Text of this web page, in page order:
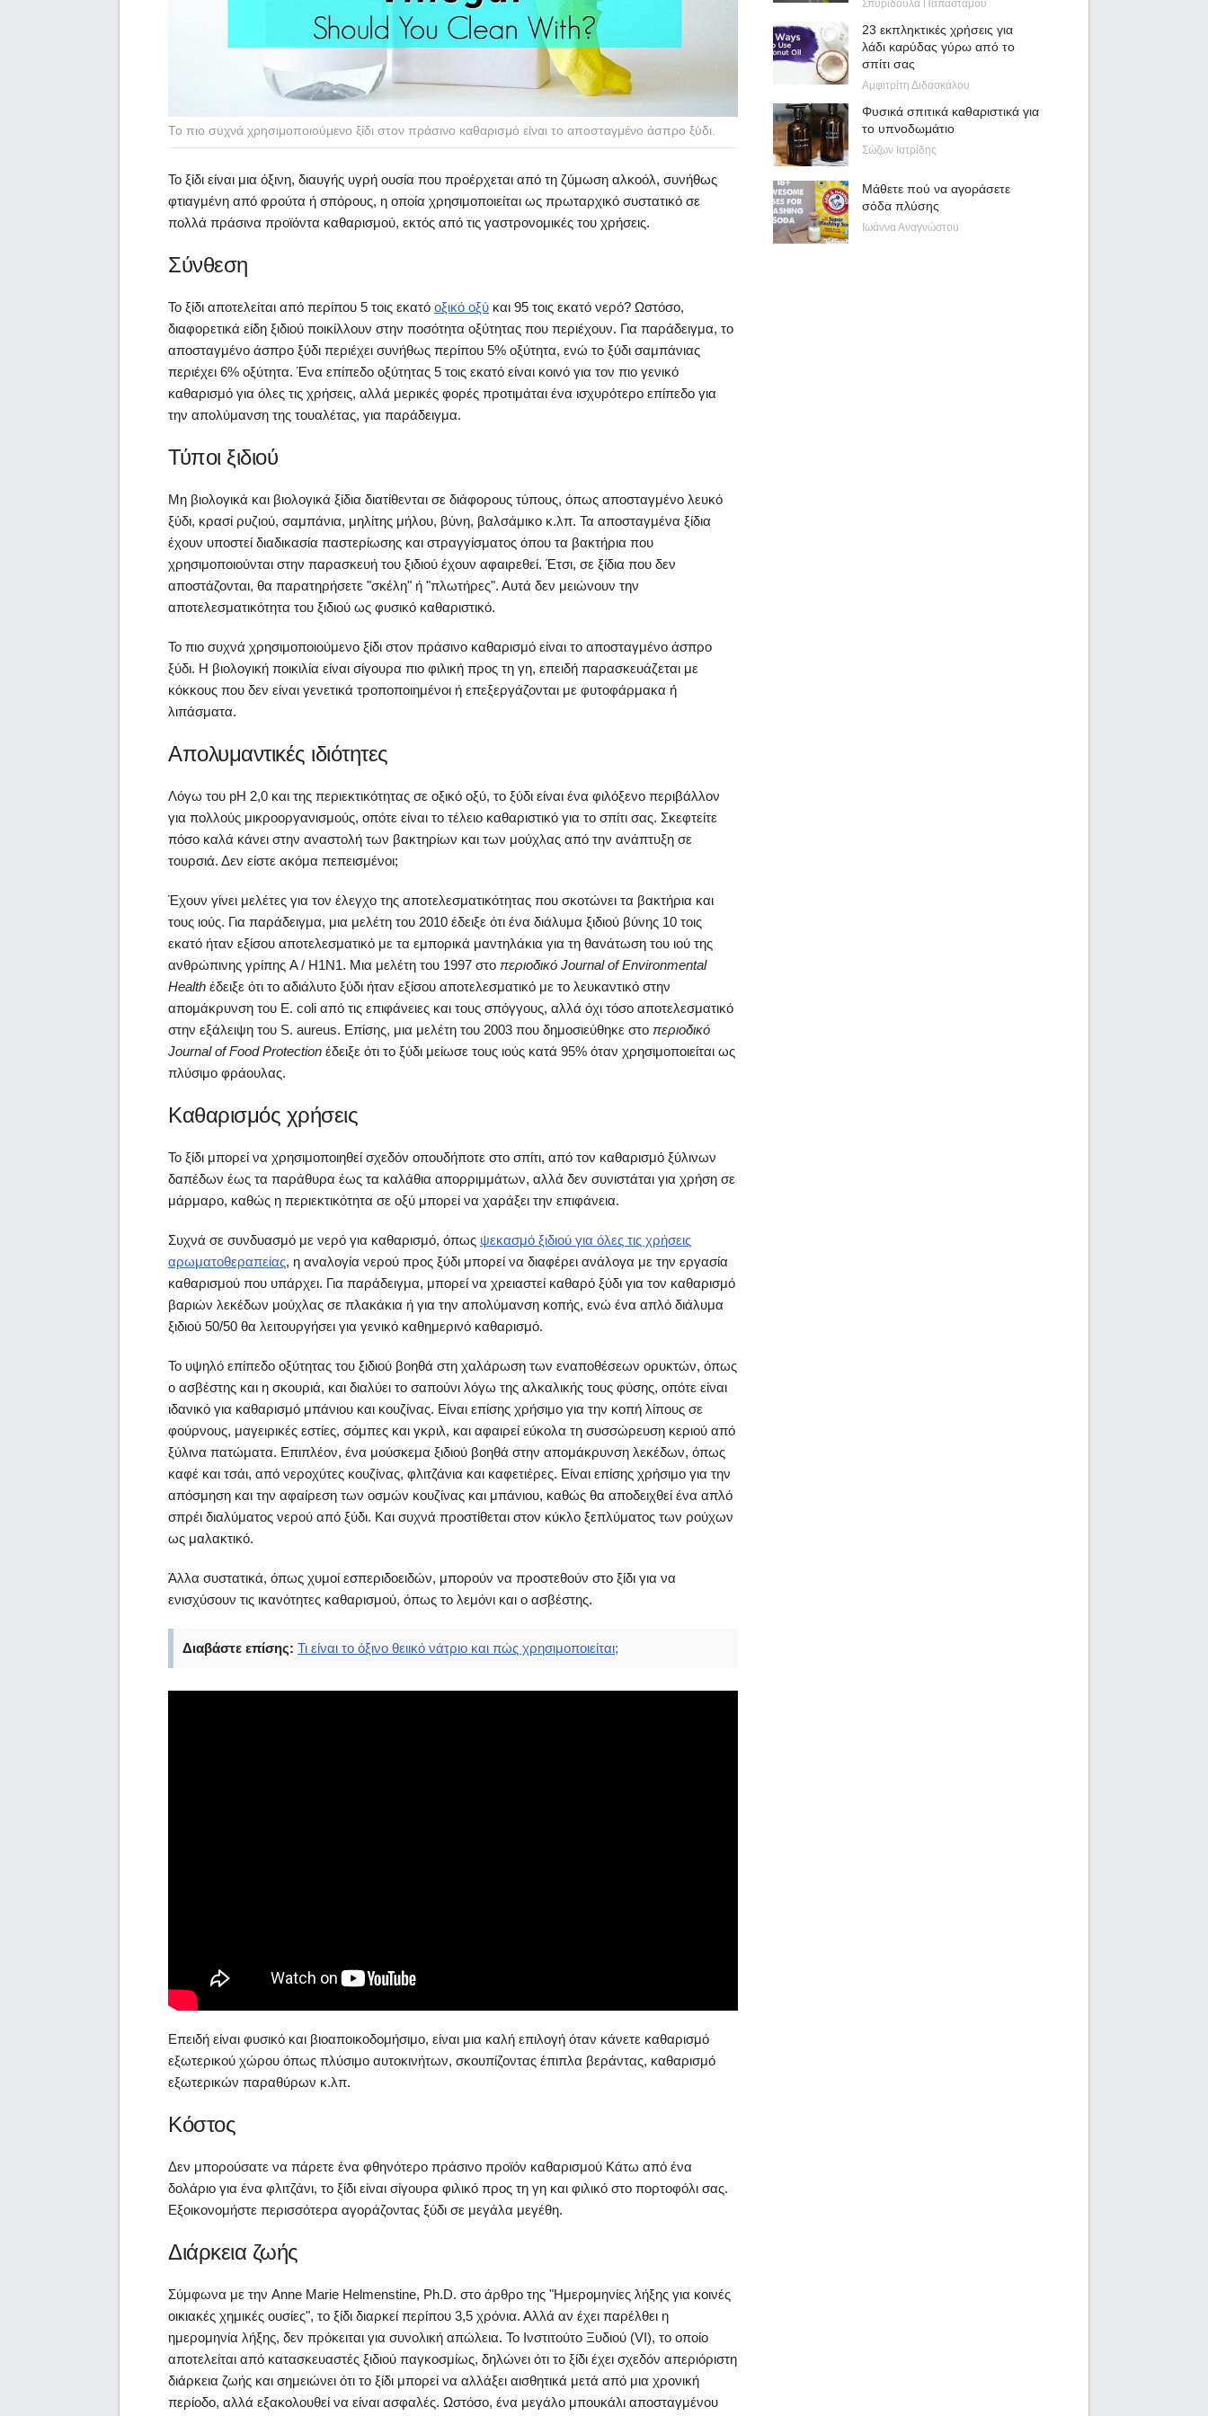
Το πιο συχνά χρησιμοποιούμενο ξίδι στον πράσινο καθαρισμό είναι το αποσταγμένο άσπρο ξύδι.
Το ξίδι είναι μια όξινη, διαυγής υγρή ουσία που προέρχεται από τη ζύμωση αλκοόλ, συνήθως
φτιαγμένη από φρούτα ή σπόρους, η οποία χρησιμοποιείται ως πρωταρχικό συστατικό σε
πολλά πράσινα προϊόντα καθαρισμού, εκτός από τις γαστρονομικές του χρήσεις.
Σύνθεση
Το ξίδι αποτελείται από περίπου 5 τοις εκατό οξικό οξύ και 95 τοις εκατό νερό? Ωστόσο,
διαφορετικά είδη ξιδιού ποικίλλουν στην ποσότητα οξύτητας που περιέχουν. Για παράδειγμα, το
αποσταγμένο άσπρο ξύδι περιέχει συνήθως περίπου 5% οξύτητα, ενώ το ξύδι σαμπάνιας
περιέχει 6% οξύτητα. Ένα επίπεδο οξύτητας 5 τοις εκατό είναι κοινό για τον πιο γενικό
καθαρισμό για όλες τις χρήσεις, αλλά μερικές φορές προτιμάται ένα ισχυρότερο επίπεδο για
την απολύμανση της τουαλέτας, για παράδειγμα.
Τύποι ξιδιού
Μη βιολογικά και βιολογικά ξίδια διατίθενται σε διάφορους τύπους, όπως αποσταγμένο λευκό
ξύδι, κρασί ρυζιού, σαμπάνια, μηλίτης μήλου, βύνη, βαλσάμικο κ.λπ. Τα αποσταγμένα ξίδια
έχουν υποστεί διαδικασία παστερίωσης και στραγγίσματος όπου τα βακτήρια που
χρησιμοποιούνται στην παρασκευή του ξιδιού έχουν αφαιρεθεί. Έτσι, σε ξίδια που δεν
αποστάζονται, θα παρατηρήσετε "σκέλη" ή "πλωτήρες". Αυτά δεν μειώνουν την
αποτελεσματικότητα του ξιδιού ως φυσικό καθαριστικό.
Το πιο συχνά χρησιμοποιούμενο ξίδι στον πράσινο καθαρισμό είναι το αποσταγμένο άσπρο
ξύδι. Η βιολογική ποικιλία είναι σίγουρα πιο φιλική προς τη γη, επειδή παρασκευάζεται με
κόκκους που δεν είναι γενετικά τροποποιημένοι ή επεξεργάζονται με φυτοφάρμακα ή
λιπάσματα.
Απολυμαντικές ιδιότητες
Λόγω του pH 2,0 και της περιεκτικότητας σε οξικό οξύ, το ξύδι είναι ένα φιλόξενο περιβάλλον
για πολλούς μικροοργανισμούς, οπότε είναι το τέλειο καθαριστικό για το σπίτι σας. Σκεφτείτε
πόσο καλά κάνει στην αναστολή των βακτηρίων και των μούχλας από την ανάπτυξη σε
τουρσιά. Δεν είστε ακόμα πεπεισμένοι;
Έχουν γίνει μελέτες για τον έλεγχο της αποτελεσματικότητας που σκοτώνει τα βακτήρια και
τους ιούς. Για παράδειγμα, μια μελέτη του 2010 έδειξε ότι ένα διάλυμα ξιδιού βύνης 10 τοις
εκατό ήταν εξίσου αποτελεσματικό με τα εμπορικά μαντηλάκια για τη θανάτωση του ιού της
ανθρώπινης γρίπης A / H1N1. Μια μελέτη του 1997 στο περιοδικό Journal of Environmental
Health έδειξε ότι το αδιάλυτο ξύδι ήταν εξίσου αποτελεσματικό με το λευκαντικό στην
απομάκρυνση του E. coli από τις επιφάνειες και τους σπόγγους, αλλά όχι τόσο αποτελεσματικό
στην εξάλειψη του S. aureus. Επίσης, μια μελέτη του 2003 που δημοσιεύθηκε στο περιοδικό
Journal of Food Protection έδειξε ότι το ξύδι μείωσε τους ιούς κατά 95% όταν χρησιμοποιείται ως
πλύσιμο φράουλας.
Καθαρισμός χρήσεις
Το ξίδι μπορεί να χρησιμοποιηθεί σχεδόν οπουδήποτε στο σπίτι, από τον καθαρισμό ξύλινων
δαπέδων έως τα παράθυρα έως τα καλάθια απορριμμάτων, αλλά δεν συνιστάται για χρήση σε
μάρμαρο, καθώς η περιεκτικότητα σε οξύ μπορεί να χαράξει την επιφάνεια.
Συχνά σε συνδυασμό με νερό για καθαρισμό, όπως ψεκασμό ξιδιού για όλες τις χρήσεις
αρωματοθεραπείας, η αναλογία νερού προς ξύδι μπορεί να διαφέρει ανάλογα με την εργασία
καθαρισμού που υπάρχει. Για παράδειγμα, μπορεί να χρειαστεί καθαρό ξύδι για τον καθαρισμό
βαριών λεκέδων μούχλας σε πλακάκια ή για την απολύμανση κοπής, ενώ ένα απλό διάλυμα
ξιδιού 50/50 θα λειτουργήσει για γενικό καθημερινό καθαρισμό.
Το υψηλό επίπεδο οξύτητας του ξιδιού βοηθά στη χαλάρωση των εναποθέσεων ορυκτών, όπως
ο ασβέστης και η σκουριά, και διαλύει το σαπούνι λόγω της αλκαλικής τους φύσης, οπότε είναι
ιδανικό για καθαρισμό μπάνιου και κουζίνας. Είναι επίσης χρήσιμο για την κοπή λίπους σε
φούρνους, μαγειρικές εστίες, σόμπες και γκριλ, και αφαιρεί εύκολα τη συσσώρευση κεριού από
ξύλινα πατώματα. Επιπλέον, ένα μούσκεμα ξιδιού βοηθά στην απομάκρυνση λεκέδων, όπως
καφέ και τσάι, από νεροχύτες κουζίνας, φλιτζάνια και καφετιέρες. Είναι επίσης χρήσιμο για την
απόσμηση και την αφαίρεση των οσμών κουζίνας και μπάνιου, καθώς θα αποδειχθεί ένα απλό
σπρέι διαλύματος νερού από ξύδι. Και συχνά προστίθεται στον κύκλο ξεπλύματος των ρούχων
ως μαλακτικό.
Άλλα συστατικά, όπως χυμοί εσπεριδοειδών, μπορούν να προστεθούν στο ξίδι για να
ενισχύσουν τις ικανότητες καθαρισμού, όπως το λεμόνι και ο ασβέστης.
Διαβάστε επίσης: Τι είναι το όξινο θειικό νάτριο και πώς χρησιμοποιείται;
Επειδή είναι φυσικό και βιοαποικοδομήσιμο, είναι μια καλή επιλογή όταν κάνετε καθαρισμό
εξωτερικού χώρου όπως πλύσιμο αυτοκινήτων, σκουπίζοντας έπιπλα βεράντας, καθαρισμό
εξωτερικών παραθύρων κ.λπ.
Κόστος
Δεν μπορούσατε να πάρετε ένα φθηνότερο πράσινο προϊόν καθαρισμού Κάτω από ένα
δολάριο για ένα φλιτζάνι, το ξίδι είναι σίγουρα φιλικό προς τη γη και φιλικό στο πορτοφόλι σας.
Εξοικονομήστε περισσότερα αγοράζοντας ξύδι σε μεγάλα μεγέθη.
Διάρκεια ζωής
Σύμφωνα με την Anne Marie Helmenstine, Ph.D. στο άρθρο της "Ημερομηνίες λήξης για κοινές
οικιακές χημικές ουσίες", το ξίδι διαρκεί περίπου 3,5 χρόνια. Αλλά αν έχει παρέλθει η
ημερομηνία λήξης, δεν πρόκειται για συνολική απώλεια. Το Ινστιτούτο Ξυδιού (VI), το οποίο
αποτελείται από κατασκευαστές ξιδιού παγκοσμίως, δηλώνει ότι το ξίδι έχει σχεδόν απεριόριστη
διάρκεια ζωής και σημειώνει ότι το ξίδι μπορεί να αλλάξει αισθητικά μετά από μια χρονική
περίοδο, αλλά εξακολουθεί να είναι ασφαλές. Ωστόσο, ένα μεγάλο μπουκάλι αποσταγμένου
Σπυριδούλα Παπαστάμου
23 εκπληκτικές χρήσεις για
λάδι καρύδας γύρω από το
σπίτι σας
Αμφιτρίτη Διδασκάλου
Φυσικά σπιτικά καθαριστικά για
το υπνοδωμάτιο
Σώζων Ιατρίδης
Μάθετε πού να αγοράσετε
σόδα πλύσης
Ιωάννα Αναγνώστου